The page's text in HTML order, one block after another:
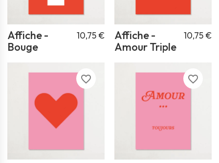
Affiche -
Bouge
10,75 €
Affiche -
Amour Triple
10,75 €
favorite_border favorite_border